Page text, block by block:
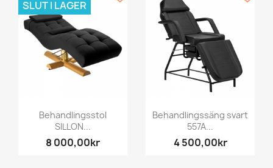
Behandlingsstol
SILLON...
8 000,00kr
SLUT I LAGER
Behandlingssäng svart
557A...
4 500,00kr